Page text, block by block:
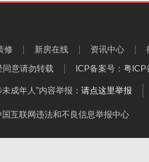
修 新房在线 资讯中心
同意请勿转载 ICP备案号： 粤ICP
未成年人”内容举报： 请点这里举报